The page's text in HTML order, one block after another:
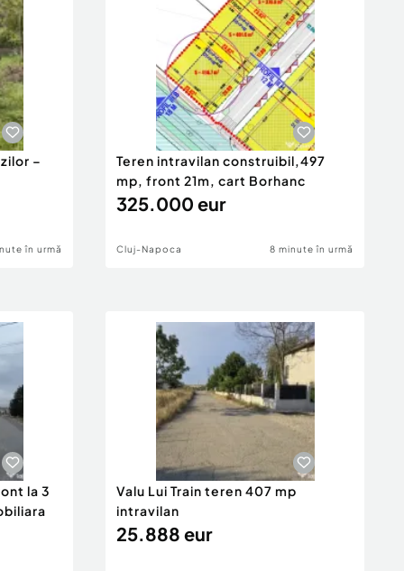
–
în urmă
Teren intravilan construibil,497
mp, front 21m, cart Borhanc
325.000 eur
Cluj-Napoca 8 minute în urmă
la 3
Valu Lui Train teren 407 mp
intravilan
25.888 eur